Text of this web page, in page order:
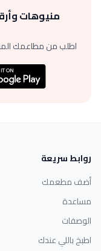
منيوهات
اطلب من مطاعمك
روابط سريعة
أضف مطعمك
مساعدة
الوصفات
اطبخ باللي عندك